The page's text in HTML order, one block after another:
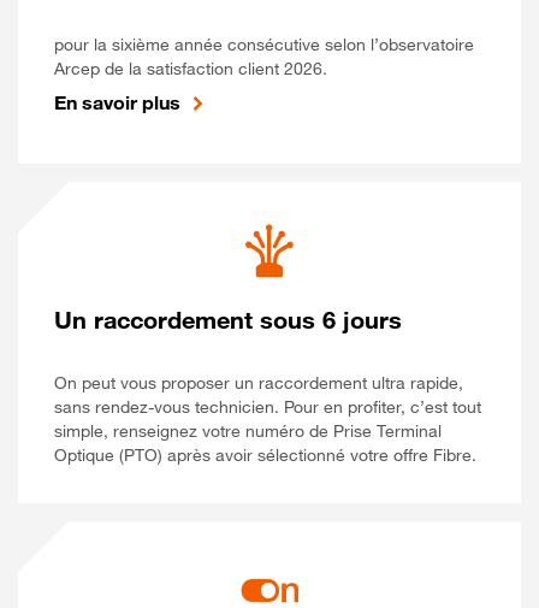
pour la sixième année consécutive selon l’observatoire
Arcep de la satisfaction client 2026.
En savoir plus
Un raccordement sous 6 jours
On peut vous proposer un raccordement ultra rapide,
sans rendez-vous technicien. Pour en profiter, c’est tout
simple, renseignez votre numéro de Prise Terminal
Optique (PTO) après avoir sélectionné votre offre Fibre.